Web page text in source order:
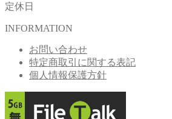
定休日
INFORMATION
お問い合わせ
特定商取引に関する表記
個人情報保護方針